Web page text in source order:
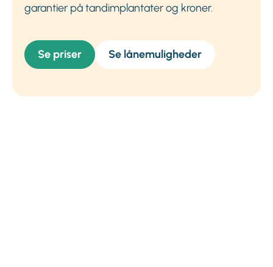
garantier på tandimplantater og kroner.
Se priser Se lånemuligheder